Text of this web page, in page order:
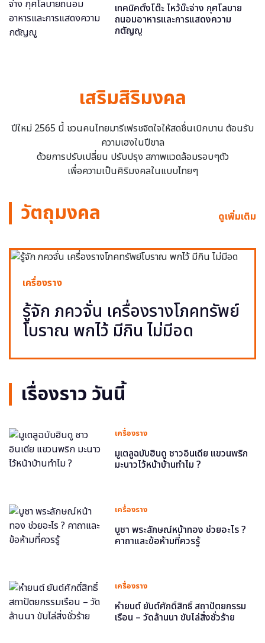
เทคนิคตั้งโต๊ะ ไหว้บ๊ะจ่าง กุศโลบาย
ถนอมอาหารและการแสดงความ
กตัญญู
เสริมสิริมงคล
ปีใหม่ 2565 นี้ ชวนคนไทยมารีเฟรชจิตใจให้สดชื่นเบิกบาน ต้อนรับ
ความเฮงในปีขาล
ด้วยการปรับเปลี่ยน ปรับปรุง สภาพแวดล้อมรอบๆตัว
เพื่อความเป็นศิริมงคลในแบบไทยๆ
วัตถุมงคล ดูเพิ่มเติม
เครื่องราง
รู้จัก ภควจั่น เครื่องรางโภคทรัพย์
โบราณ พกไว้ มีกิน ไม่มีอด
เรื่องราว วันนี้
เครื่องราง
มูเตลูฉบับฮินดู ชาวอินเดีย แขวนพริก
มะนาวไว้หน้าบ้านทำไม ?
เครื่องราง
บูชา พระลักษณ์หน้าทอง ช่วยอะไร ?
คาถาและข้อห้ามที่ควรรู้
เครื่องราง
หำยนต์ ยันต์ศักดิ์สิทธิ์ สถาปัตยกรรม
เรือน – วัดล้านนา ขับไล่สิ่งชั่วร้าย